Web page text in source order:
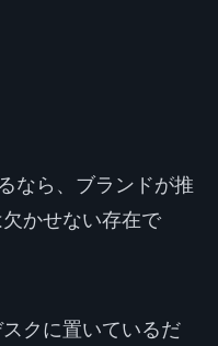
なら、ブランドが推
かせない存在で
クに置いているだ